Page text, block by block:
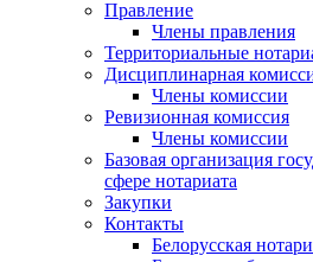
Правление
Члены правления
Территориальные
Дисциплинарная
Члены комиссии
Ревизионная комиссия
Члены комиссии
Базовая организация
сфере нотариата
Закупки
Контакты
Белорусская